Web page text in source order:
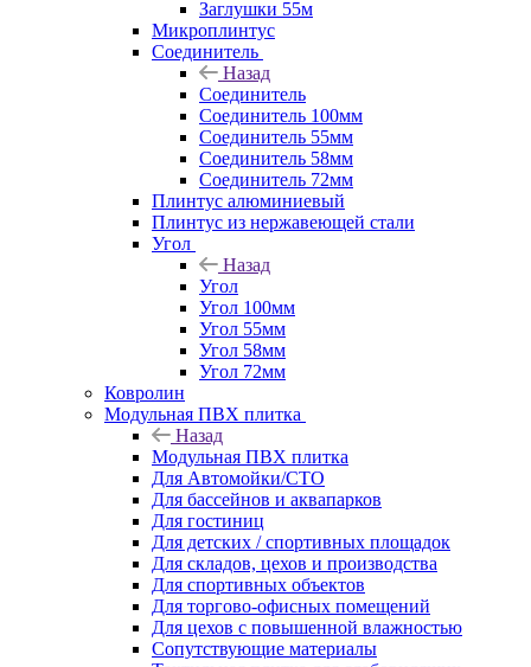
Заглушки 55м
Микроплинтус
Соединитель
Назад
Соединитель
Соединитель 100мм
Соединитель 55мм
Соединитель 58мм
Соединитель 72мм
Плинтус алюминиевый
Плинтус из нержавеющей стали
Угол
Назад
Угол
Угол 100мм
Угол 55мм
Угол 58мм
Угол 72мм
Ковролин
Модульная ПВХ плитка
Назад
Модульная ПВХ плитка
Для Автомойки/СТО
Для бассейнов и аквапарков
Для гостиниц
Для детских / спортивных площадок
Для складов, цехов и производства
Для спортивных объектов
Для торгово-офисных помещений
Для цехов с повышенной влажностью
Сопутствующие материалы